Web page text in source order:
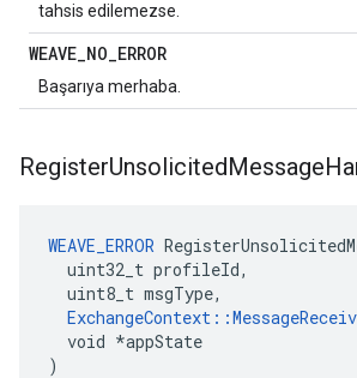
tahsis edilemezse.
WEAVE_NO_ERROR
Başarıya merhaba.
RegisterUnsolicitedMessage
WEAVE_ERROR
  uint32_t profileId,
  uint8_t msgType,
  void *appState
)